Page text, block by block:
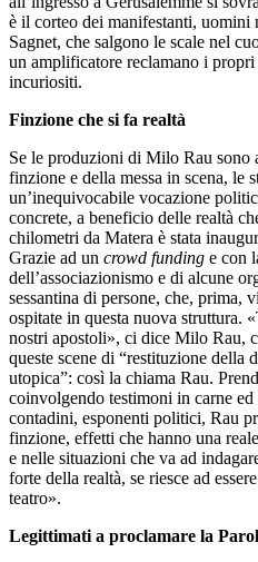
è il corteo dei manifestanti,
Sagnet, che salgono le scale nel
un amplificatore reclamano i
incuriositi.
Finzione che si fa realtà
Se le produzioni di Milo Rau sono
finzione e della messa in scena, le
un’inequivocabile vocazione
concrete, a beneficio delle realtà
chilometri da Matera è stata
Grazie ad un crowd funding e con
dell’associazionismo e di alcune
sessantina di persone, che, prima,
ospitate in questa nuova struttura.
nostri apostoli», ci dice Milo Rau,
queste scene di “restituzione della
utopica”: così la chiama Rau.
coinvolgendo testimoni in carne
contadini, esponenti politici, Rau
finzione, effetti che hanno una
e nelle situazioni che va ad
forte della realtà, se riesce ad
teatro».
Legittimati a proclamare la